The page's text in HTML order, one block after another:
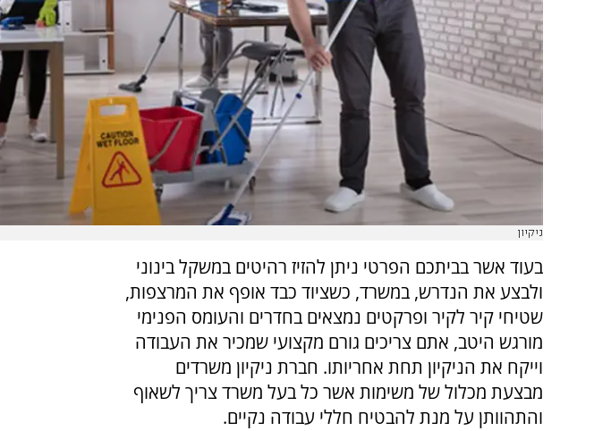
ניקיון
בעוד אשר בביתכם הפרטי ניתן להזיז רהיטים במשקל בינוני
ולבצע את הנדרש, במשרד, כשציוד כבד אופף את המרצפות,
שטיחי קיר לקיר ופרקטים נמצאים בחדרים והעומס הפנימי
מורגש היטב, אתם צריכים גורם מקצועי שמכיר את העבודה
וייקח את הניקיון תחת אחריותו. חברת ניקיון משרדים
מבצעת מכלול של משימות אשר כל בעל משרד צריך לשאוף
והתהוותן על מנת להבטיח חללי עבודה נקיים.